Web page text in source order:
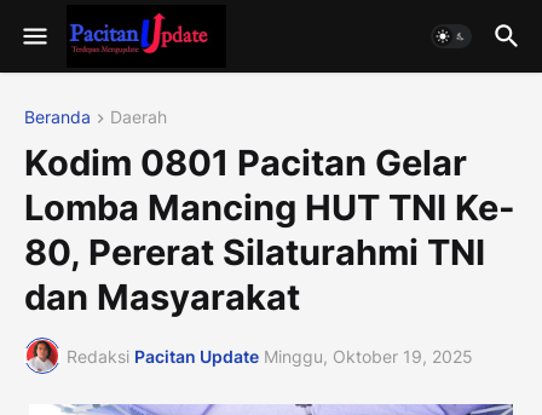
Beranda Daerah
Kodim 0801 Pacitan Gelar
Lomba Mancing HUT TNI Ke-
80, Pererat Silaturahmi TNI
dan Masyarakat
Redaksi Pacitan Update Minggu, Oktober 19, 2025